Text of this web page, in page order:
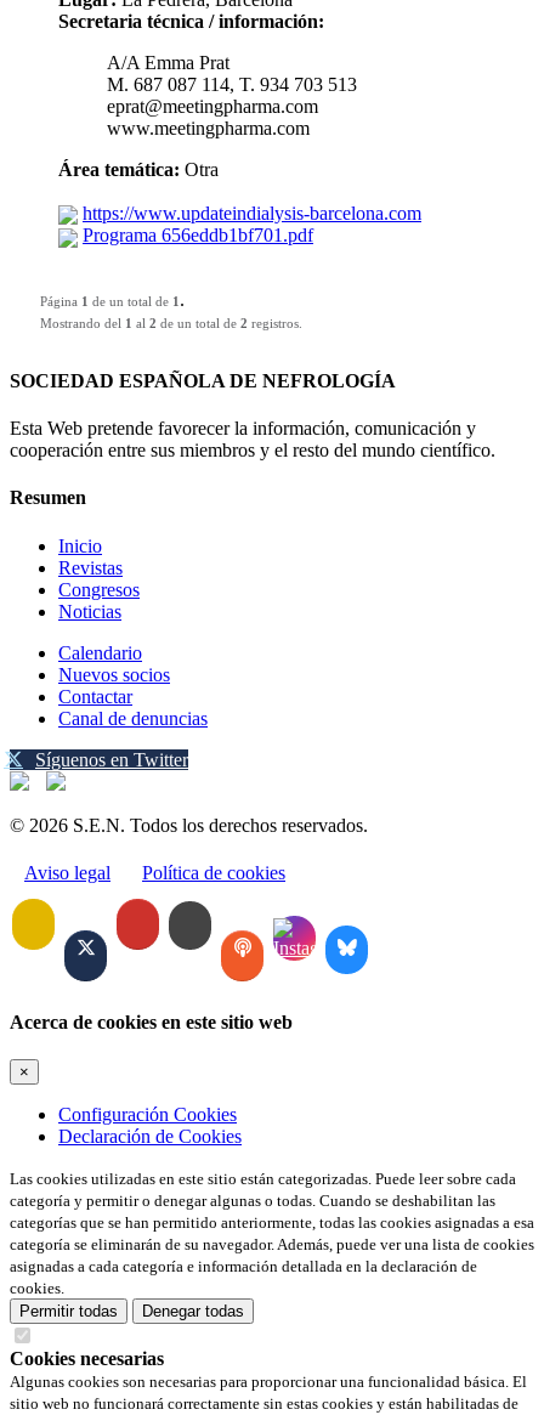
Secretaria técnica / información:
A/A Emma Prat
M. 687 087 114, T. 934 703 513
eprat@meetingpharma.com
www.meetingpharma.com
Área temática: Otra
https://www.updateindialysis-barcelona.com
Programa 656eddb1bf701.pdf
Página 1 de un total de 1 .
Mostrando del 1 al 2 de un total de 2 registros.
SOCIEDAD ESPAÑOLA DE NEFROLOGÍA
Esta Web pretende favorecer la información, comunicación y
cooperación entre sus miembros y el resto del mundo científico.
Resumen
Inicio
Revistas
Congresos
Noticias
Calendario
Nuevos socios
Contactar
Canal de denuncias
Síguenos en Twitter
© 2026 S.E.N. Todos los derechos reservados.
Aviso legal Política de cookies
Acerca de cookies en este sitio web
×
Configuración Cookies
Declaración de Cookies
Las cookies utilizadas en este sitio están categorizadas. Puede leer sobre cada
categoría y permitir o denegar algunas o todas. Cuando se deshabilitan las
categorías que se han permitido anteriormente, todas las cookies asignadas a esa
categoría se eliminarán de su navegador. Además, puede ver una lista de cookies
asignadas a cada categoría e información detallada en la declaración de
cookies.
Permitir todas
Denegar todas
Cookies necesarias
Algunas cookies son necesarias para proporcionar una funcionalidad básica. El
sitio web no funcionará correctamente sin estas cookies y están habilitadas de